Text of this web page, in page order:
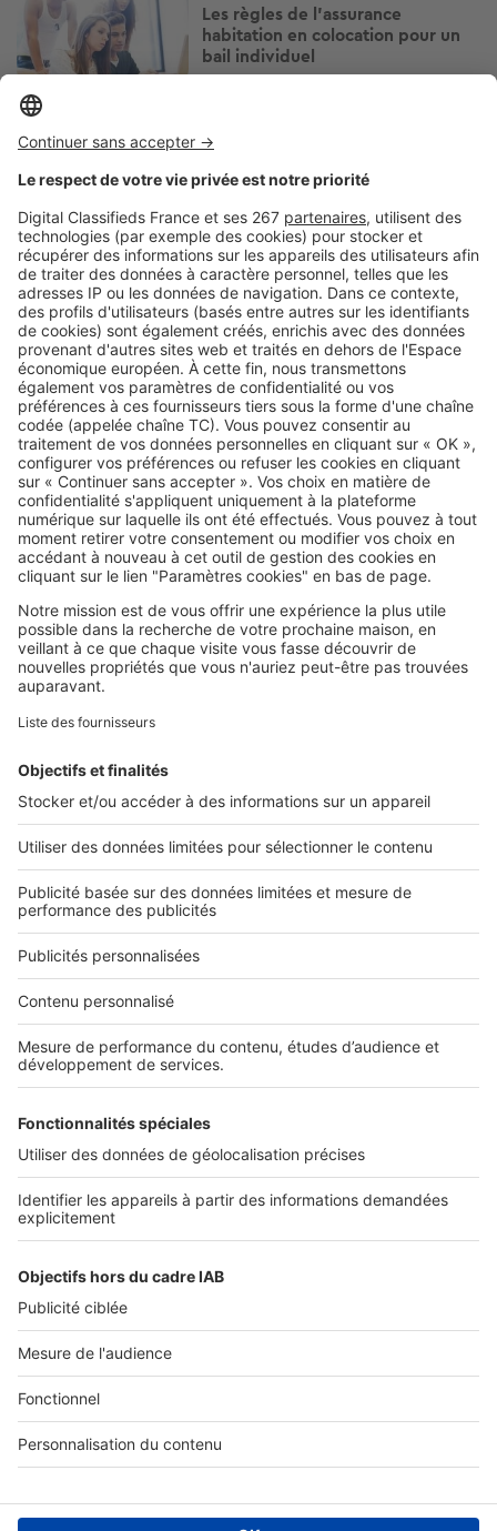
Les règles de l'assurance
habitation en colocation pour un
bail individuel
Image
Assurance habitation
Dégât des eaux à 22h, colis
disparu… Ces galères du
quotidien que votre assurance
habitation peut couvrir
Image
Assurance habitation
Assurance habitation : comment
déclarer un sinistre en 2026 ?
SeLoger c'est aussi
Retrouvez-nous sur ...
L'ENTREPRISE
Nous contacter
Nous recrutons
NOS APPLICATIONS
Découvrez nos applications
Tous nos services pro
Accès client
À DÉCOUVRIR
Annuaire des professionnels
Tout l'immobilier
Toutes les villes
Tous les départements
Toutes les régions
SeLoger © 1992 - 2023
Annonces Immobilières
Paramétrer mes cookies